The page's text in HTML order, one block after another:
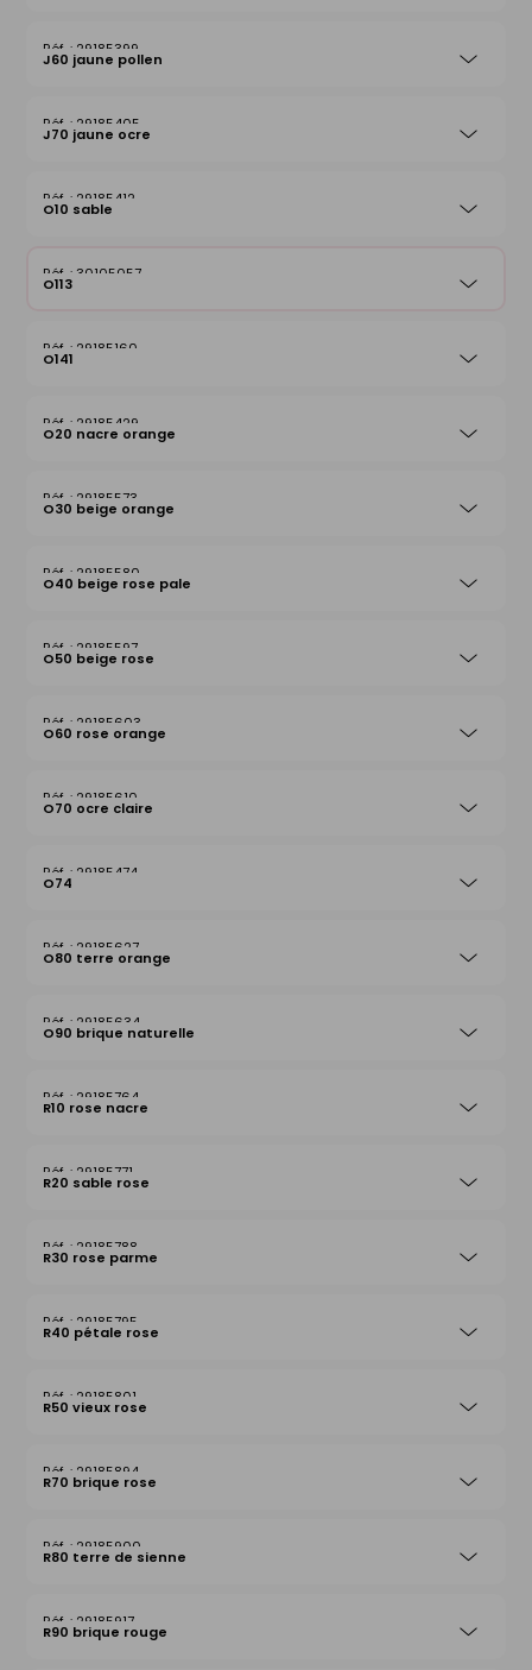
29185399
J60 jaune pollen
29185405
J70 jaune ocre
29185412
O10 sable
30105057
O113
29185160
O141
29185429
O20 nacre orange
29185573
O30 beige orange
29185580
O40 beige rose pale
29185597
O50 beige rose
29185603
O60 rose orange
29185610
O70 ocre claire
29185474
O74
29185627
O80 terre orange
29185634
O90 brique naturelle
29185764
R10 rose nacre
29185771
R20 sable rose
29185788
R30 rose parme
29185795
R40 pétale rose
29185801
R50 vieux rose
29185894
R70 brique rose
29185900
R80 terre de sienne
29185917
R90 brique rouge